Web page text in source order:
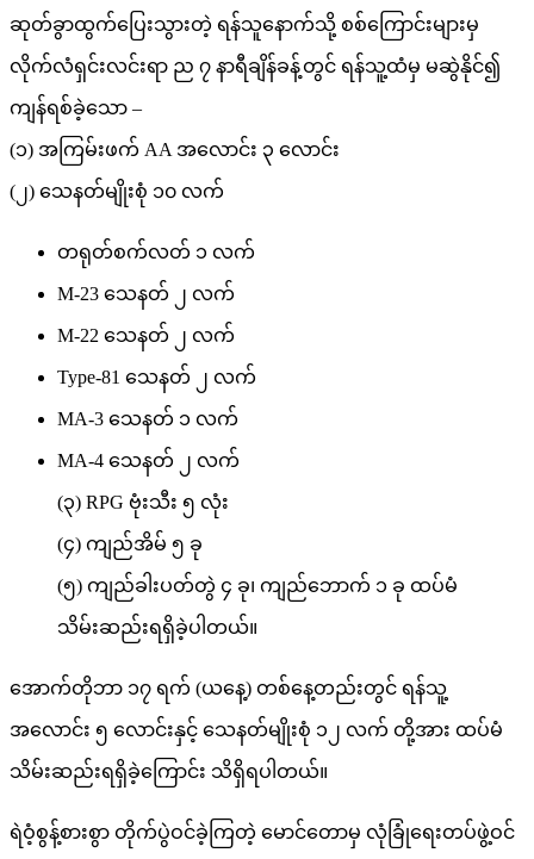
ဆုတ်ခွာထွက်ပြေးသွားတဲ့ ရန်သူနောက်သို့ စစ်ကြောင်းများမှ
လိုက်လံရှင်းလင်းရာ ည ၇ နာရီချိန်ခန့်တွင် ရန်သူ့ထံမှ မဆွဲနိုင်၍
ကျန်ရစ်ခဲ့သော –
(၁) အကြမ်းဖက် AA အလောင်း ၃ လောင်း
(၂) သေနတ်မျိုးစုံ ၁၀ လက်
တရုတ်စက်လတ် ၁ လက်
M-23 သေနတ် ၂ လက်
M-22 သေနတ် ၂ လက်
Type-81 သေနတ် ၂ လက်
MA-3 သေနတ် ၁ လက်
MA-4 သေနတ် ၂ လက်
(၃) RPG ဗုံးသီး ၅ လုံး
(၄) ကျည်အိမ် ၅ ခု
(၅) ကျည်ခါးပတ်တွဲ ၄ ခု၊ ကျည်ဘောက် ၁ ခု ထပ်မံ
သိမ်းဆည်းရရှိခဲ့ပါတယ်။
အောက်တိုဘာ ၁၇ ရက် (ယနေ့) တစ်နေ့တည်းတွင် ရန်သူ့
အလောင်း ၅ လောင်းနှင့် သေနတ်မျိုးစုံ ၁၂ လက် တို့အား ထပ်မံ
သိမ်းဆည်းရရှိခဲ့ကြောင်း သိရှိရပါတယ်။
ရဲဝံ့စွန့်စားစွာ တိုက်ပွဲဝင်ခဲ့ကြတဲ့ မောင်တောမှ လုံခြုံရေးတပ်ဖွဲ့ဝင်